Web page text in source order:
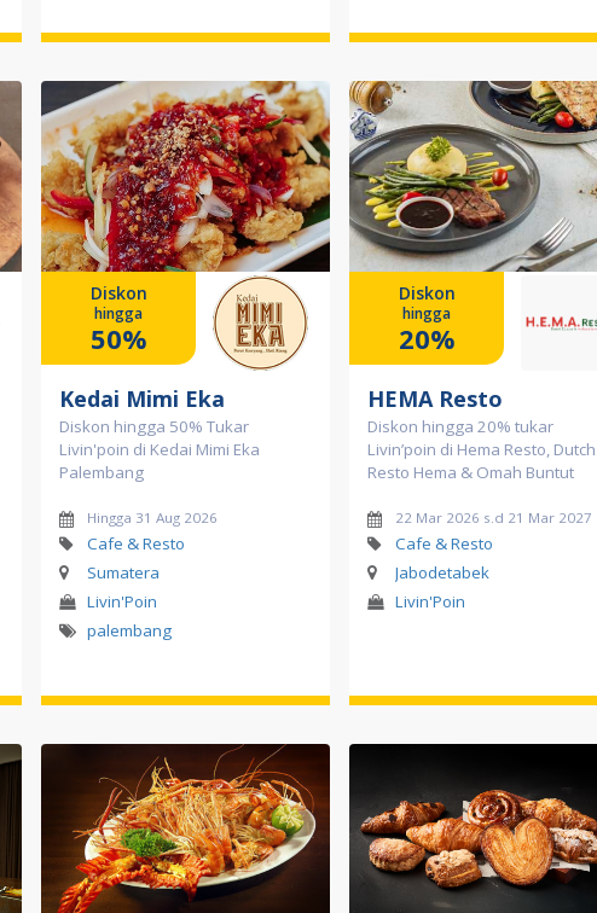
Diskon
hingga
50%
Kedai Mimi Eka
Diskon hingga 50% Tukar
Livin'poin di Kedai Mimi Eka
Palembang
Hingga 31 Aug 2026
Cafe & Resto
Sumatera
Livin'Poin
palembang
Diskon
hingga
20%
HEMA Resto
Diskon hingga 20% tukar
Livin’poin di Hema Resto, Dutch
Resto Hema & Omah Buntut
22 Mar 2026 s.d 21 Mar 2027
Cafe & Resto
Jabodetabek
Livin'Poin